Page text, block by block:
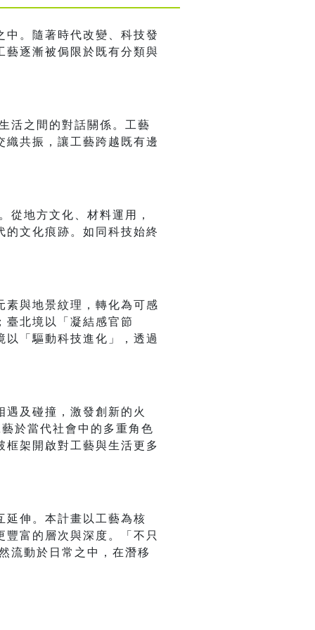
。隨著時代改變、科技發
藝逐漸被侷限於既有分類與
活之間的對話關係。工藝
共振，讓工藝跨越既有邊
從地方文化、材料運用，
文化痕跡。如同科技始終
素與地景紋理，轉化為可感
臺北境以「凝結感官節
「驅動科技進化」，透過
及碰撞，激發創新的火
於當代社會中的多重角色
架開啟對工藝與生活更多
延伸。本計畫以工藝為核
富的層次與深度。「不只
流動於日常之中，在潛移